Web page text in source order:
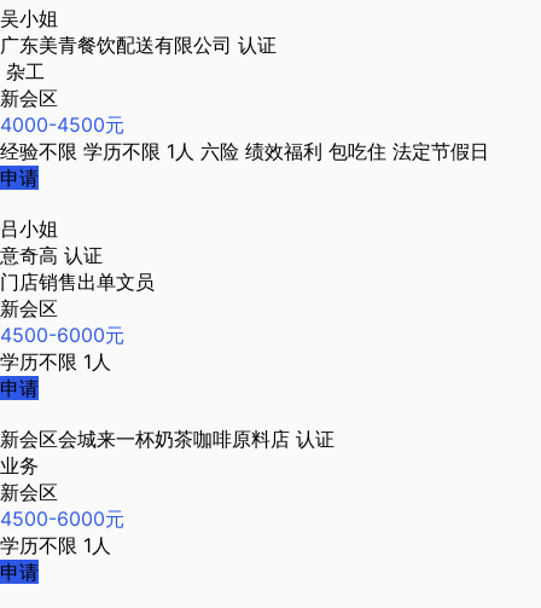
吴小姐
广东美青餐饮配送有限公司 认证
杂工
新会区
4000-4500元
经验不限 学历不限 1人 六险 绩效福利 包吃住 法定节假日
申请
吕小姐
意奇高 认证
门店销售出单文员
新会区
4500-6000元
学历不限 1人
申请
新会区会城来一杯奶茶咖啡原料店 认证
业务
新会区
4500-6000元
学历不限 1人
申请